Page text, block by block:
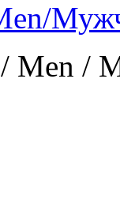
/ Men /